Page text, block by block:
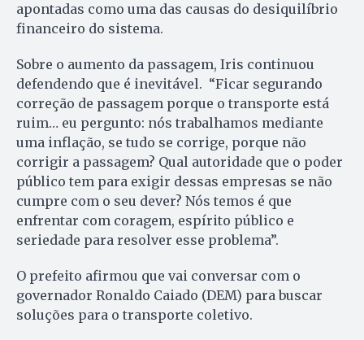
apontadas como uma das causas do desiquilíbrio
financeiro do sistema.
Sobre o aumento da passagem, Iris continuou
defendendo que é inevitável. “Ficar segurando
correção de passagem porque o transporte está
ruim… eu pergunto: nós trabalhamos mediante
uma inflação, se tudo se corrige, porque não
corrigir a passagem? Qual autoridade que o poder
público tem para exigir dessas empresas se não
cumpre com o seu dever? Nós temos é que
enfrentar com coragem, espírito público e
seriedade para resolver esse problema”.
O prefeito afirmou que vai conversar com o
governador Ronaldo Caiado (DEM) para buscar
soluções para o transporte coletivo.